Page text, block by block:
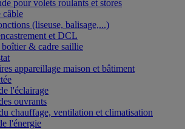
pour volets roulants et stores
câble
(liseuse, balisage,...)
et DCL
boîtier & cadre saillie
appareillage maison et bâtiment
l'éclairage
ouvrants
chauffage, ventilation et climatisation
l'énergie